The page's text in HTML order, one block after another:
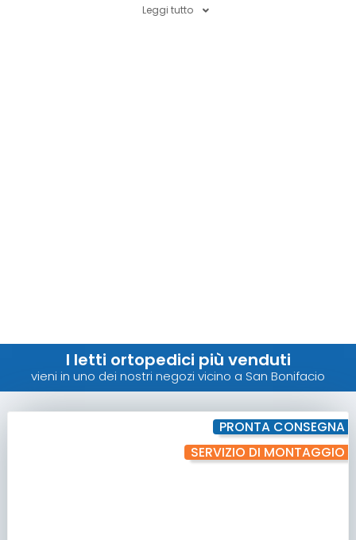
Leggi tutto
I letti ortopedici più venduti
vieni in uno dei nostri negozi vicino a San Bonifacio
PRONTA CONSEGNA
SERVIZIO DI MONTAGGIO